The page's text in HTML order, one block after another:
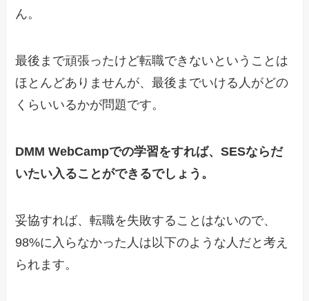
ん。
最後まで頑張ったけど転職できないということは
ほとんどありませんが、最後までいける人がどの
くらいいるかが問題です。
DMM WebCampでの学習をすれば、SESならだ
いたい入ることができるでしょう。
妥協すれば、転職を失敗することはないので、
98%に入らなかった人は以下のような人だと考え
られます。